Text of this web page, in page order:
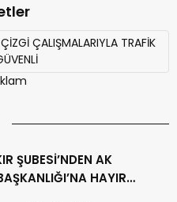
ÇALIŞMALARIYLA TRAFİK
ŞUBESİ’NDEN AK
HAYIRLI